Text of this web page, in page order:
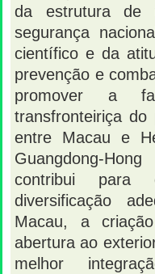
da estrutura de
segurança
científico e da
prevenção e
promover a
transfronteiriça
entre Macau e
Guangdong-
contribui para
diversificação
Macau, a
abertura ao
melhor